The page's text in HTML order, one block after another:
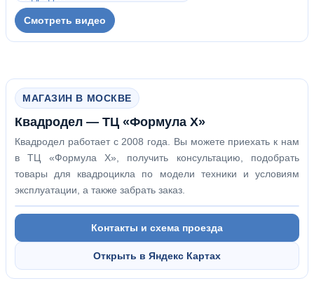
Смотреть видео
МАГАЗИН В МОСКВЕ
Квадродел — ТЦ «Формула Х»
Квадродел работает с 2008 года. Вы можете приехать к нам
в ТЦ «Формула Х», получить консультацию, подобрать
товары для квадроцикла по модели техники и условиям
эксплуатации, а также забрать заказ.
Контакты и схема проезда
Открыть в Яндекс Картах